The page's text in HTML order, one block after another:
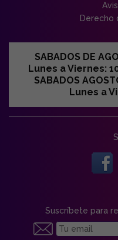
Derecho
SABADOS DE
Lunes a Viernes:
SABADOS
Lunes a
Suscríbete para